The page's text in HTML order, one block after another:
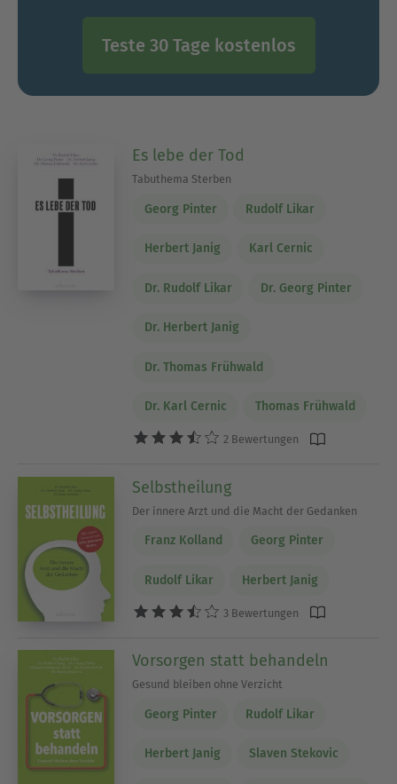
Teste 30 Tage kostenlos
Es lebe der Tod
Tabuthema Sterben
Georg Pinter Rudolf Likar
Herbert Janig Karl Cernic
Dr. Rudolf Likar Dr. Georg Pinter
Dr. Herbert Janig
Dr. Thomas Frühwald
Dr. Karl Cernic Thomas Frühwald
2 Bewertungen
Selbstheilung
Der innere Arzt und die Macht der Gedanken
Franz Kolland Georg Pinter
Rudolf Likar Herbert Janig
3 Bewertungen
Vorsorgen statt behandeln
Gesund bleiben ohne Verzicht
Georg Pinter Rudolf Likar
Herbert Janig Slaven Stekovic